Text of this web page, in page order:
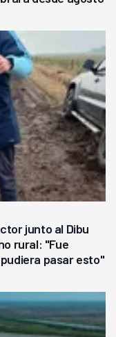
junto al Dibu
rural: "Fue
pasar esto"